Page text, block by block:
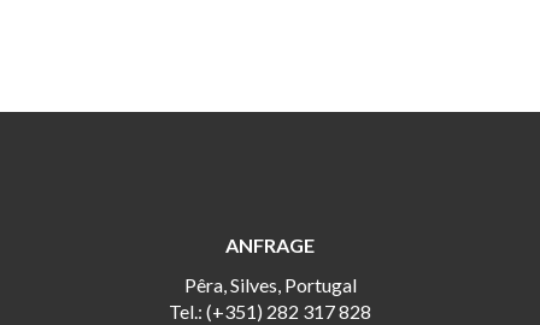
ANFRAGE
Pêra, Silves, Portugal
Tel.: (+351) 282 317 828